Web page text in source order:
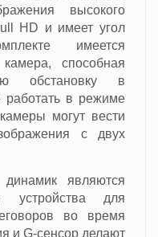
высокого
HD и имеет угол
имеется
способная
обстановку в
работать в режиме
могут вести
с двух
являются
устройства для
во время
и G-сенсор делают